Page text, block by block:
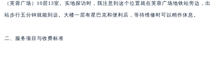
（芙蓉广场）10层13室。实地探访时，我注意到这个位置就在芙蓉广场地铁站旁边，出
站步行五分钟就能到达。大楼一层有星巴克和便利店，等待维修时可以稍作休息。
二、服务项目与收费标准